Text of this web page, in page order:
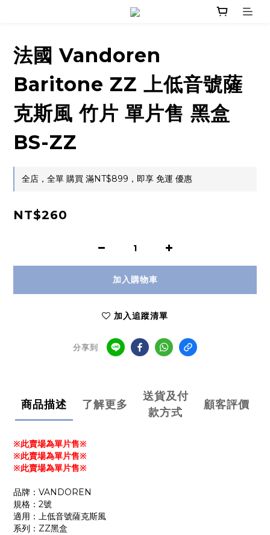
法國 Vandoren
Baritone ZZ 上低音號薩
克斯風 竹片 單片售 黑盒
BS-ZZ
全店，全單 購買 滿NT$899，即享 免運 優惠
NT$260
加入購物車
加入追蹤清單
分享到
商品描述 了解更多
送貨及付
款方式
顧客評價
※此賣場為單片售※
※此賣場為單片售※
※此賣場為單片售※
品牌：VANDOREN
規格：2號
適用：上低音號薩克斯風
系列：ZZ黑盒